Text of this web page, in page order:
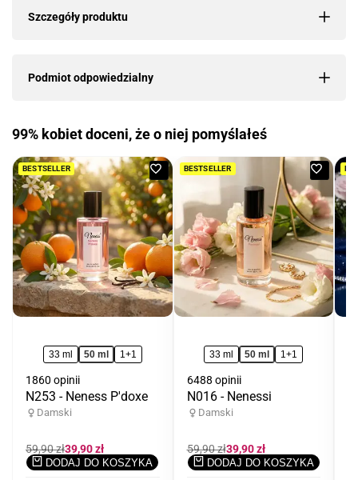
Szczegóły produktu
Podmiot odpowiedzialny
99% kobiet doceni, że o niej pomyślałeś
BESTSELLER
Dodaj
do
ulubionych
33 ml 50 ml 1+1
1860 opinii
N253 - Neness P'doxe
Damski
Cena
regularna
59,90 złCena
promocyjna
39,90 zł
DODAJ DO KOSZYKA
BESTSELLER
Dodaj
33 ml 50 ml 1+1
6488 opinii
N016 - Nenessi
Damski
Cena
regularna
59,90 złCena
promocyjna
39,90 zł
DODAJ DO KOSZYKA